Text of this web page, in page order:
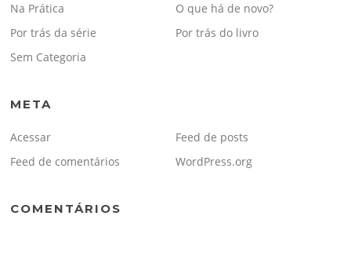
Na Prática
O que há de novo?
Por trás da série
Por trás do livro
Sem Categoria
META
Acessar
Feed de posts
Feed de comentários
WordPress.org
COMENTÁRIOS